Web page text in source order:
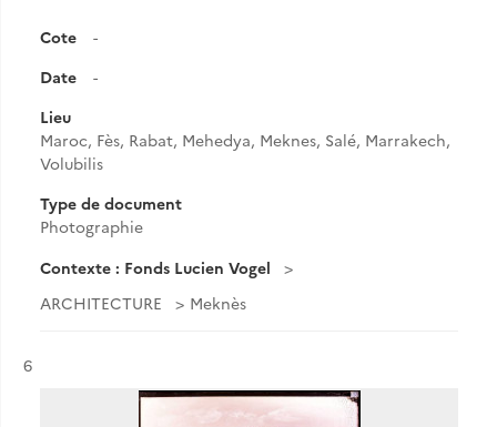
Cote
-
Date
-
Lieu
Maroc, Fès, Rabat, Mehedya, Meknes, Salé, Marrakech,
Volubilis
Type de document
Photographie
Contexte : Fonds Lucien Vogel
ARCHITECTURE
Meknès
Résultat n°
6